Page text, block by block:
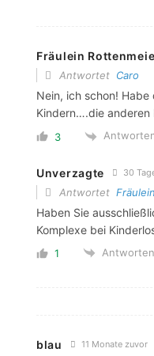
Fräulein
Antwortet Caro
Nein, ich schon! Habe
Kindern….die anderen
3
Unverzagte 30
Antwortet
Haben Sie
Komplexe bei
1 Antworten
blau 11 Monate zuvor